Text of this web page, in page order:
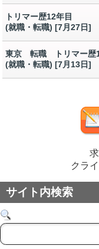
トリマー歴12年目
(就職・転職) [7月27日]
東京 転職 トリマー歴
(就職・転職) [7月13日]
クラ
サイト内検索